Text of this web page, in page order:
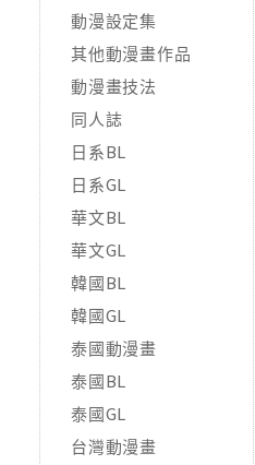
動漫設定集
其他動漫畫作品
動漫畫技法
同人誌
日系BL
日系GL
華文BL
華文GL
韓國BL
韓國GL
泰國動漫畫
泰國BL
泰國GL
台灣動漫畫